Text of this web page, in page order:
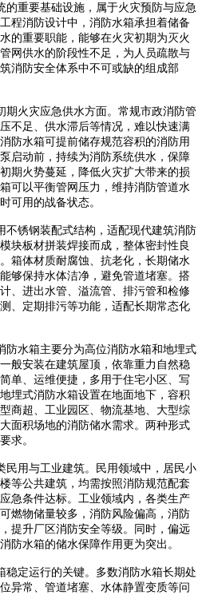
的重要基础设施，属于火灾预防与应急
程消防设计中，消防水箱承担着储备
的重要职能，能够在火灾初期为灭火
网供水的阶段性不足，为人员疏散与
消防安全体系中不可或缺的组成部
期火灾应急供水方面。常规市政消防管
不足、供水滞后等情况，难以快速满
防水箱可提前储存规范容积的消防用
启动前，持续为消防系统供水，保障
期火势蔓延，降低火灾扩大带来的损
可以平衡管网压力，维持消防管道水
可用的战备状态。
不锈钢装配式结构，适配现代建筑消防
块板材拼装焊接而成，整体密封性良
箱体材质耐腐蚀、抗老化，长期储水
够保持水体洁净，避免管道堵塞。搭
、进出水管、溢流管、排污管和检修
、定期排污等功能，适配长期常态化
防水箱主要分为高位消防水箱和地埋式
般安装在建筑屋顶，依靠重力自然稳
单、运维便捷，多用于住宅小区、写
埋式消防水箱设置在地面地下，容积
商超、工业园区、物流基地、大型综
面积场地的消防储水需求。两种形式
求。
民用与工业建筑。民用领域中，居民小
等公共建筑，均需按照消防规范配套
急条件达标。工业领域内，各类生产
燃物储量较多，消防风险偏高，消防
提升厂区消防安全等级。同时，偏远
防水箱的储水保障作用更为突出。
稳定运行的关键。多数消防水箱长期处
异常、管道堵塞、水体静置变质等问